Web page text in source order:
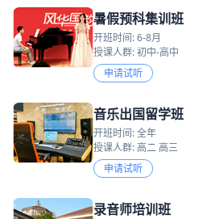
暑假预科集训班
开班时间: 6-8月
授课人群: 初中-高中
申请试听
音乐出国留学班
开班时间: 全年
授课人群: 高二 高三
申请试听
录音师培训班